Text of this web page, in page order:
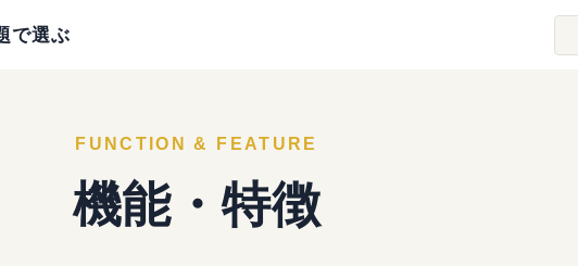
で選ぶ
FUNCTION & FEATURE
機能・特徴